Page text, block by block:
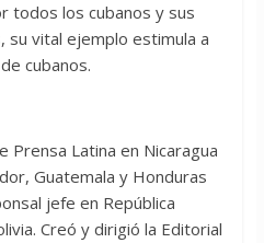
todos los cubanos y sus
su vital ejemplo estimula a
cubanos.
Latina en Nicaragua
Guatemala y Honduras
jefe en República
Creó y dirigió la Editorial